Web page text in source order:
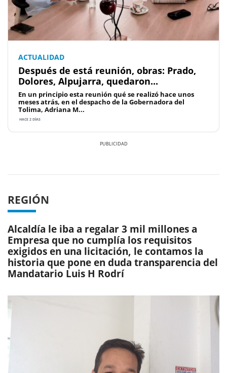
ACTUALIDAD
Después de está reunión, obras: Prado,
Dolores, Alpujarra, quedaron...
En un principio esta reunión qué se realizó hace unos
meses atrás, en el despacho de la Gobernadora del
Tolima, Adriana M...
HACE 2 DÍAS
REGIÓN
Alcaldía le iba a regalar 3 mil millones a
Empresa que no cumplía los requisitos
exigidos en una licitación, le contamos la
historia que pone en duda transparencia del
Mandatario Luis H Rodrí